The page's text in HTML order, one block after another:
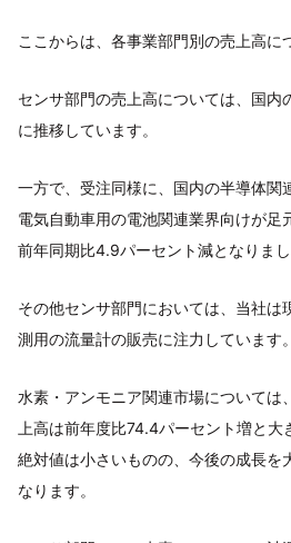
ここからは、各事業部門別の売上高に
センサ部門の売上高については、国内
に推移しています。
一方で、受注同様に、国内の半導体関
電気自動車用の電池関連業界向けが足
前年同期比4.9パーセント減となりまし
その他センサ部門においては、当社は
測用の流量計の販売に注力しています。
水素・アンモニア関連市場について
上高は前年度比74.4パーセント増と
絶対値は小さいものの、今後の成長を
なります。